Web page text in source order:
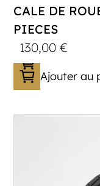
CALE DE
PIECES
130,00€
Ajouter au